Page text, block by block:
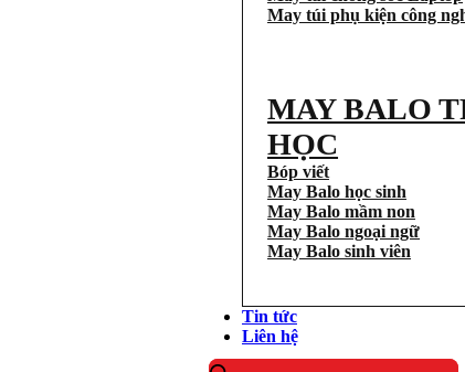
May túi phụ kiện công
MAY BALO
HỌC
Bóp viết
May Balo học sinh
May Balo mầm non
May Balo ngoại ngữ
May Balo sinh viên
Tin tức
Liên hệ